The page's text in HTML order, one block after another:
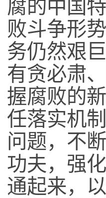
腐的中国
败斗争形
务仍然艰
有贪必肃
握腐败的
任落实机
问题，不
功夫，强
通起来，